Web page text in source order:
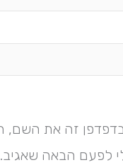
זה את השם,
לפעם הבאה שאגיב.